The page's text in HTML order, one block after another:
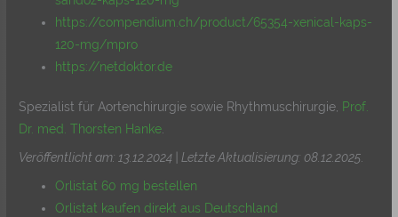
https://compendium.ch/product/65354-xenical-kaps-
120-mg/mpro
https://netdoktor.de
Spezialist für Aortenchirurgie sowie Rhythmuschirurgie, Prof.
Dr. med. Thorsten Hanke
Veröffentlicht am: 13.12.2024 | Letzte Aktualisierung: 08.12.2025
Orlistat 60 mg bestellen
Orlistat kaufen direkt aus Deutschland